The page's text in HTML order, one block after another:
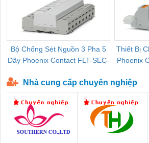
Bộ Chống Sét Nguồn 3 Pha 5
Dây Phoenix Contact FLT-SEC-
Thiết Bị
Phoenix
Nhà cung cấp chuyên nghiệp